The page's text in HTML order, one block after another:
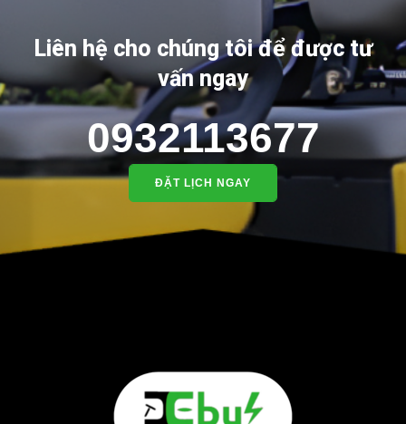
Liên hệ cho chúng tôi để được tư
vấn ngay
0932113677
ĐẶT LỊCH NGAY